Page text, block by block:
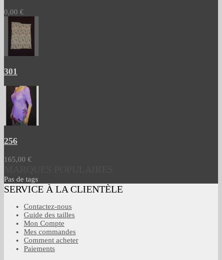
0,00 €
301
256
165,00 €
Pas de tags
SERVICE À LA CLIENTÈLE
Contactez-nous
Guide des tailles
Mon Compte
Mes commandes
Comment acheter
Paiements